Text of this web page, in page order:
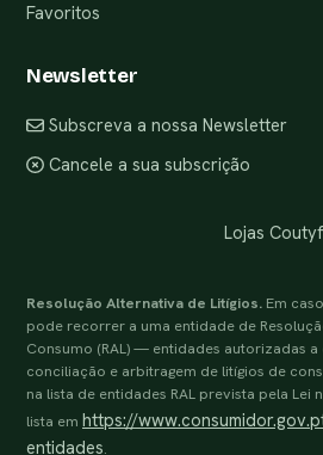
Favoritos
Newsletter
Subscreva a nossa Newsletter
Cancele a sua subscrição
Lojas
Resolução Alternativa de Litígios. Em
pode recorrer a uma entidade de
Consumo (RAL) — entidades autorizadas
conciliação e arbitragem de litígios de
na lista de entidades RAL prevista pela Lei
lista em https://
entidades.